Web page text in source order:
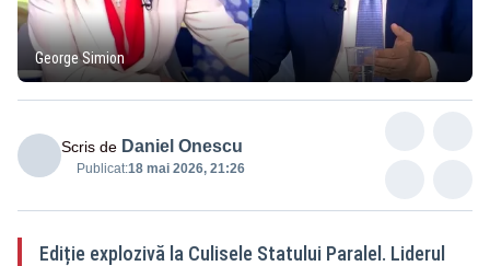
George Simion
Scris de Daniel Onescu
Publicat:18 mai 2026, 21:26
Ediție explozivă la Culisele Statului Paralel. Liderul